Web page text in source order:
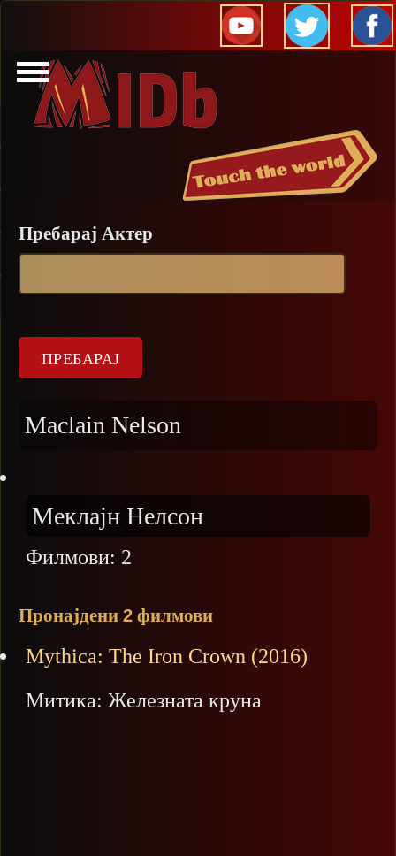
Прескокни
Пребарај Актер
Maclain Nelson
Меклајн Нелсон
Филмови: 2
Пронајдени 2 филмови
Mythica: The Iron Crown (2016)
Митика: Железната круна